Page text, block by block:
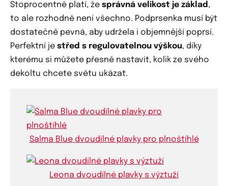
Stoprocentně platí, že správná velikost je základ ,
to ale rozhodně není všechno. Podprsenka musí být
dostatečně pevná, aby udržela i objemnější poprsí.
Perfektní je střed s regulovatelnou výškou, díky
kterému si můžete přesně nastavit, kolik ze svého
dekoltu chcete světu ukázat.
Salma Blue dvoudílné plavky pro plnoštíhlé
Leona dvoudílné plavky s výztuží